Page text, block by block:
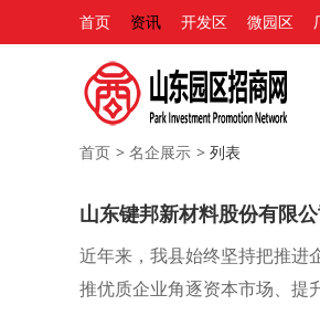
首页 资讯 开发区 微园区
首页 > 名企展示 > 列表
山东键邦新材料股份有限
近年来，我县始终坚持把推进
推优质企业角逐资本市场、提